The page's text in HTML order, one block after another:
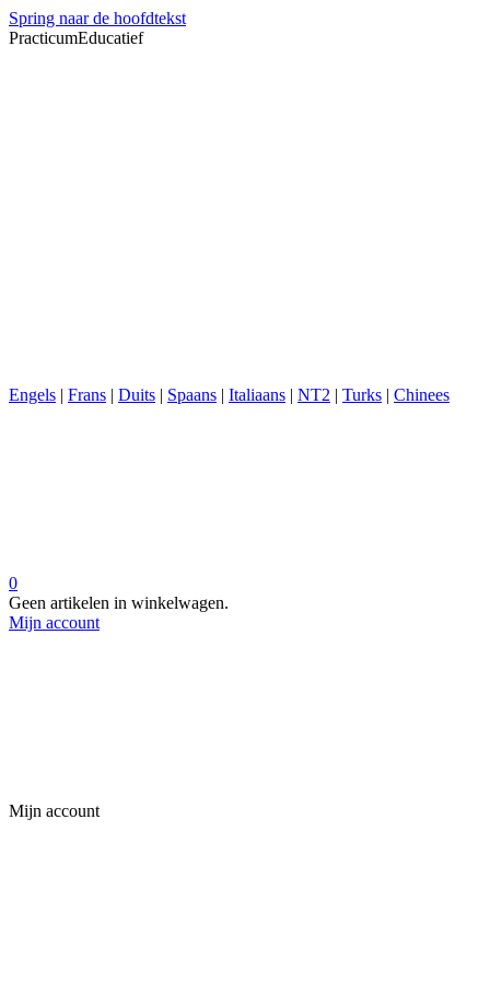
Spring naar de hoofdtekst
PracticumEducatief
Engels | Frans | Duits | Spaans | Italiaans | NT2 | Turks | Chinees
0
Geen artikelen in winkelwagen.
Mijn account
Mijn account